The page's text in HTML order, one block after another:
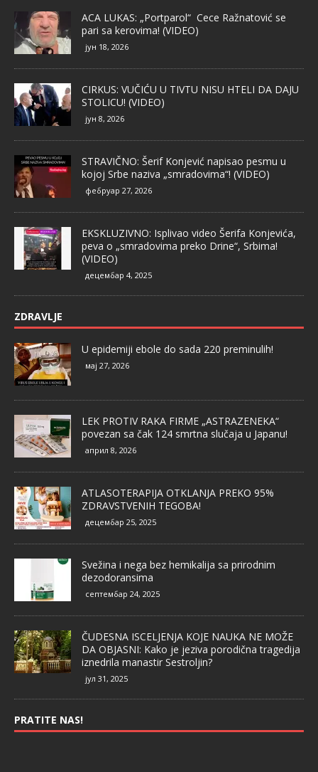
ACA LUKAS: „Portparol“ Cece Ražnatović se
pari sa kerovima! (VIDEO)
јун 18, 2026
CIRKUS: VUČIĆU U TIVTU NISU HTELI DA DAJU
STOLICU! (VIDEO)
јун 8, 2026
STRAVIČNO: Šerif Konjević napisao pesmu u
kojoj Srbe naziva „smradovima“! (VIDEO)
фебруар 27, 2026
EKSKLUZIVNO: Isplivao video Šerifa Konjevića,
peva o „smradovima preko Drine“, Srbima!
(VIDEO)
децембар 4, 2025
ZDRAVLJE
U epidemiji ebole do sada 220 preminulih!
мај 27, 2026
LEK PROTIV RAKA FIRME „ASTRAZENEKA“
povezan sa čak 124 smrtna slučaja u Japanu!
април 8, 2026
ATLASOTERAPIJA OTKLANJA PREKO 95%
ZDRAVSTVENIH TEGOBA!
децембар 25, 2025
Svežina i nega bez hemikalija sa prirodnim
dezodoransima
септембар 24, 2025
ČUDESNA ISCELJENJA KOJE NAUKA NE MOŽE
DA OBJASNI: Kako je jeziva porodična tragedija
iznedrila manastir Sestroljin?
јул 31, 2025
PRATITE NAS!